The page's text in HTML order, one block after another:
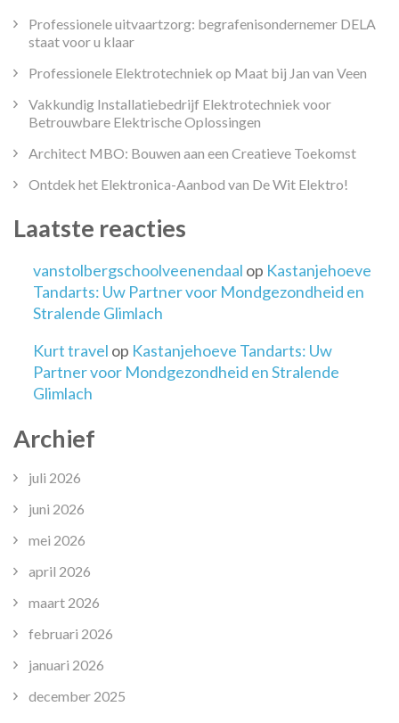
Professionele uitvaartzorg: begrafenisondernemer DELA
staat voor u klaar
Professionele Elektrotechniek op Maat bij Jan van Veen
Vakkundig Installatiebedrijf Elektrotechniek voor
Betrouwbare Elektrische Oplossingen
Architect MBO: Bouwen aan een Creatieve Toekomst
Ontdek het Elektronica-Aanbod van De Wit Elektro!
Laatste reacties
vanstolbergschoolveenendaal op Kastanjehoeve
Tandarts: Uw Partner voor Mondgezondheid en
Stralende Glimlach
Kurt travel op Kastanjehoeve Tandarts: Uw
Partner voor Mondgezondheid en Stralende
Glimlach
Archief
juli 2026
juni 2026
mei 2026
april 2026
maart 2026
februari 2026
januari 2026
december 2025